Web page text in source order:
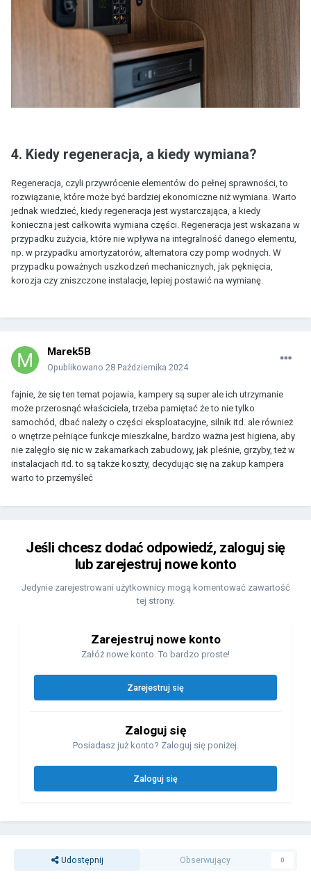
4. Kiedy regeneracja, a kiedy wymiana?
Regeneracja, czyli przywrócenie elementów do pełnej sprawności, to
rozwiązanie, które może być bardziej ekonomiczne niż wymiana. Warto
jednak wiedzieć, kiedy regeneracja jest wystarczająca, a kiedy
konieczna jest całkowita wymiana części. Regeneracja jest wskazana w
przypadku zużycia, które nie wpływa na integralność danego elementu,
np. w przypadku amortyzatorów, alternatora czy pomp wodnych. W
przypadku poważnych uszkodzeń mechanicznych, jak pęknięcia,
korozja czy zniszczone instalacje, lepiej postawić na wymianę.
Marek5B
Opublikowano 28 Października 2024
fajnie, że się ten temat pojawia, kampery są super ale ich utrzymanie
może przerosnąć właściciela, trzeba pamiętać że to nie tylko
samochód, dbać należy o części eksploatacyjne, silnik itd. ale również
o wnętrze pełniące funkcje mieszkalne, bardzo ważna jest higiena, aby
nie zalęgło się nic w zakamarkach zabudowy, jak pleśnie, grzyby, też w
instalacjach itd. to są także koszty, decydując się na zakup kampera
warto to przemyśleć
Jeśli chcesz dodać odpowiedź, zaloguj się
lub zarejestruj nowe konto
Jedynie zarejestrowani użytkownicy mogą komentować zawartość
tej strony.
Zarejestruj nowe konto
Załóż nowe konto. To bardzo proste!
Zarejestruj się
Zaloguj się
Posiadasz już konto? Zaloguj się poniżej.
Zaloguj się
Udostępnij Obserwujący 0